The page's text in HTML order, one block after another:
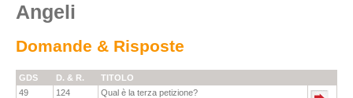
Angeli
Domande & Risposte
GDS D. & R.
TITOLO
49
124
Qual è la terza petizione?